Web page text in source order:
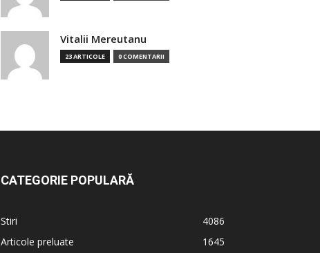
Vitalii Mereutanu
23 ARTICOLE 0 COMENTARII
CATEGORIE POPULARĂ
Stiri
4086
Articole preluate
1645